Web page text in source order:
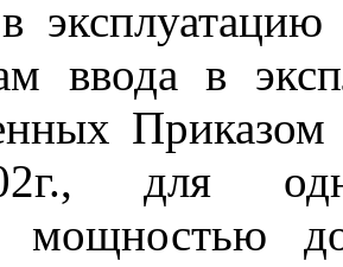
эксплуатацию
ввода в
для
мощностью